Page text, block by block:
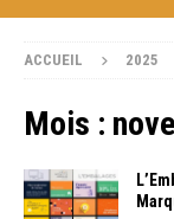
ACCUEIL 2025
Mois :